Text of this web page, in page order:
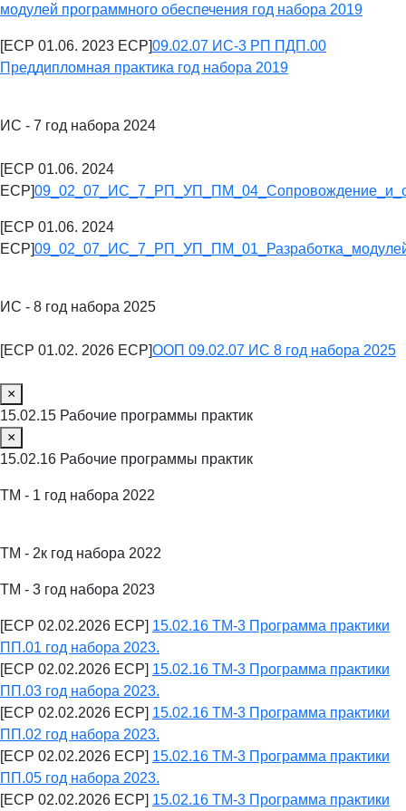
модулей программного обеспечения год набора 2019
[ECP 01.06. 2023 ECP]09.02.07 ИС-3 РП ПДП.00
Преддипломная практика год набора 2019
ИС - 7 год набора 2024
[ECP 01.06. 2024
ECP]
[ECP 01.06. 2024
ECP]
ИС - 8 год набора 2025
[ECP 01.02. 2026 ECP]ООП 09.02.07 ИС 8 год набора 2025
×
15.02.15 Рабочие программы практик
×
15.02.16 Рабочие программы практик
ТМ - 1 год набора 2022
ТМ - 2к год набора 2022
ТМ - 3 год набора 2023
[ECP 02.02.2026 ECP] 15.02.16 ТМ-3 Программа практики
ПП.01 год набора 2023.
[ECP 02.02.2026 ECP] 15.02.16 ТМ-3 Программа практики
ПП.03 год набора 2023.
[ECP 02.02.2026 ECP] 15.02.16 ТМ-3 Программа практики
ПП.02 год набора 2023.
[ECP 02.02.2026 ECP] 15.02.16 ТМ-3 Программа практики
ПП.05 год набора 2023.
[ECP 02.02.2026 ECP] 15.02.16 ТМ-3 Программа практики